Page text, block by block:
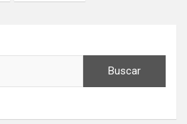
Buscar